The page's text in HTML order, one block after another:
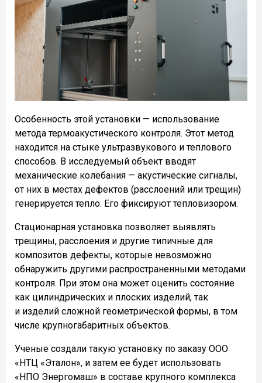
Особенность этой установки — использование
метода термоакустического контроля. Этот метод
находится на стыке ультразвукового и теплового
способов. В исследуемый объект вводят
механические колебания — акустические сигналы,
от них в местах дефектов (расслоений или трещин)
генерируется тепло. Его фиксируют тепловизором.
Стационарная установка позволяет выявлять
трещины, расслоения и другие типичные для
композитов дефекты, которые невозможно
обнаружить другими распространенными методами
контроля. При этом она может оценить состояние
как цилиндрических и плоских изделий, так
и изделий сложной геометрической формы, в том
числе крупногабаритных объектов.
Ученые создали такую установку по заказу ООО
«НТЦ «Эталон», и затем ее будет использовать
«НПО Энергомаш» в составе крупного комплекса